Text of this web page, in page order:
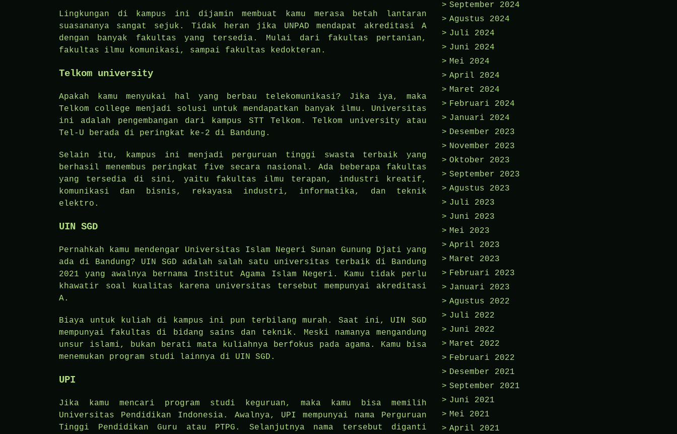
Lingkungan di kampus ini dijamin membuat kamu merasa betah lantaran
suasananya sangat sejuk. Tidak heran jika UNPAD mendapat akreditasi A
dengan banyak fakultas yang tersedia. Mulai dari fakultas pertanian,
fakultas ilmu komunikasi, sampai fakultas kedokteran.
Telkom university
Apakah kamu menyukai hal yang berbau telekomunikasi? Jika iya, maka
Telkom college menjadi solusi untuk mendapatkan banyak ilmu. Universitas
ini adalah pengembangan dari kampus STT Telkom. Telkom university atau
Tel-U berada di peringkat ke-2 di Bandung.
Selain itu, kampus ini menjadi perguruan tinggi swasta terbaik yang
berhasil menembus peringkat five secara nasional. Ada beberapa fakultas
yang tersedia di sini, yaitu fakultas ilmu terapan, industri kreatif,
komunikasi dan bisnis, rekayasa industri, informatika, dan teknik
elektro.
UIN SGD
Pernahkah kamu mendengar Universitas Islam Negeri Sunan Gunung Djati yang
ada di Bandung? UIN SGD adalah salah satu universitas terbaik di Bandung
2021 yang awalnya bernama Institut Agama Islam Negeri. Kamu tidak perlu
khawatir soal kualitas karena universitas tersebut mempunyai akreditasi
A.
Biaya untuk kuliah di kampus ini pun terbilang murah. Saat ini, UIN SGD
mempunyai fakultas di bidang sains dan teknik. Meski namanya mengandung
unsur islami, bukan berati mata kuliahnya berfokus pada agama. Kamu bisa
menemukan program studi lainnya di UIN SGD.
UPI
Jika kamu mencari program studi keguruan, maka kamu bisa memilih
Universitas Pendidikan Indonesia. Awalnya, UPI mempunyai nama Perguruan
Tinggi Pendidikan Guru atau PTPG. Selanjutnya nama tersebut diganti
September 2024
Agustus 2024
Juli 2024
Juni 2024
Mei 2024
April 2024
Maret 2024
Februari 2024
Januari 2024
Desember 2023
November 2023
Oktober 2023
September 2023
Agustus 2023
Juli 2023
Juni 2023
Mei 2023
April 2023
Maret 2023
Februari 2023
Januari 2023
Agustus 2022
Juli 2022
Juni 2022
Maret 2022
Februari 2022
Desember 2021
September 2021
Juni 2021
Mei 2021
April 2021